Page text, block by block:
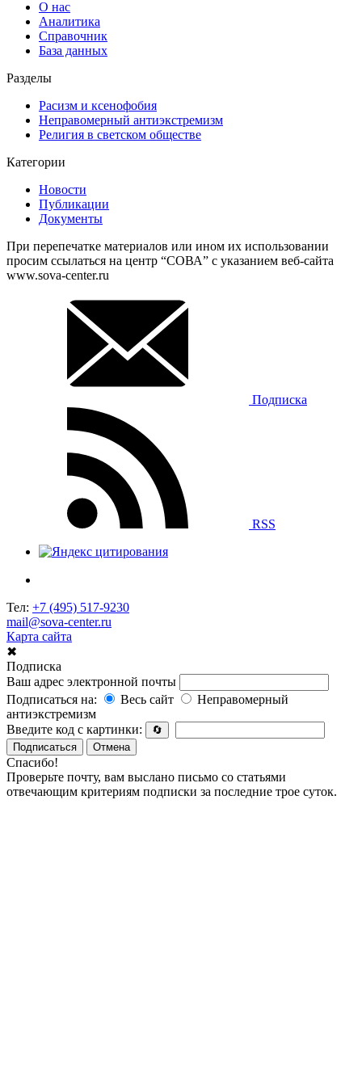
О нас
Аналитика
Справочник
База данных
Разделы
Расизм и ксенофобия
Неправомерный антиэкстремизм
Религия в светском обществе
Категории
Новости
Публикации
Документы
При перепечатке материалов или ином их использовании
просим ссылаться на центр “СОВА” с указанием веб-сайта
www.sova-center.ru
Подписка
RSS
Тел: +7 (495) 517-9230
mail@sova-center.ru
Карта сайта
✖
Подписка
Ваш адрес электронной почты
Подписаться на:
Весь сайт
Неправомерный
антиэкстремизм
Введите код с картинки:
🔄
Подписаться
Отмена
Спасибо!
Проверьте почту, вам выслано письмо со статьями
отвечающим критериям подписки за последние трое суток.